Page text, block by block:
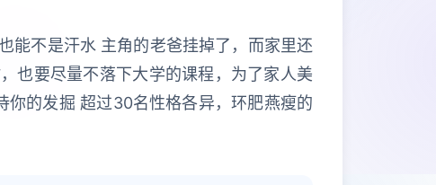
能不是汗水 主角的老爸挂掉了，而家里还
也要尽量不落下大学的课程，为了家人美
的发掘 超过30名性格各异，环肥燕瘦的